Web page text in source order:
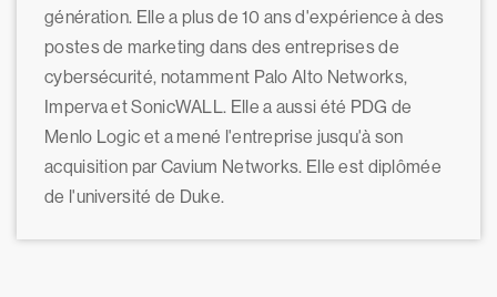
génération. Elle a plus de 10 ans d'expérience à des
postes de marketing dans des entreprises de
cybersécurité, notamment Palo Alto Networks,
Imperva et SonicWALL. Elle a aussi été PDG de
Menlo Logic et a mené l'entreprise jusqu'à son
acquisition par Cavium Networks. Elle est diplômée
de l'université de Duke.